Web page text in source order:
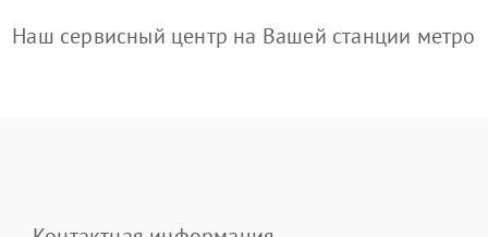
Наш сервисный центр на Вашей станции метро